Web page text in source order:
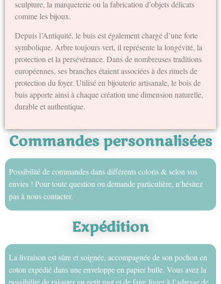
sculpture, la marqueterie ou la fabrication d’objets délicats
comme les bijoux.
Depuis l’Antiquité, le buis est également chargé d’une forte
symbolique. Arbre toujours vert, il représente la longévité, la
protection et la persévérance. Dans de nombreuses traditions
européennes, ses branches étaient associées à des rituels de
protection du foyer. Utilisé en bijouterie artisanale, le bois de
buis apporte ainsi à chaque création une dimension naturelle,
durable et authentique.
Commandes personnalisées
Possibilité de commandes dans différents coloris & selon vos
envies ! Pour toute question ou demande particulière, n’hésitez
pas à nous contacter.
Expédition
La livraison est sûre et soignée, accompagnée de son pochon en
coton expédié dans une enveloppe en papier bulle. Vous avez la
possibilité de rajouter un petit mot et de faire livrer à l’adresse de